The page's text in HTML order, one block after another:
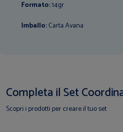
Formato:14gr
Imballo:Carta Avana
Completa il Set
Scopri i prodotti per creare il tuo set